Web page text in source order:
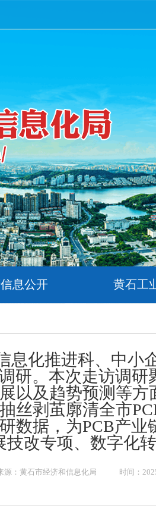
息公开 黄石工
息化推进科、中小
研。本次走访调
以及趋势预测等
丝剥茧廓清全市
数据，为PCB产
改专项、数字化
源：黄石市经济和信息化局 时间：